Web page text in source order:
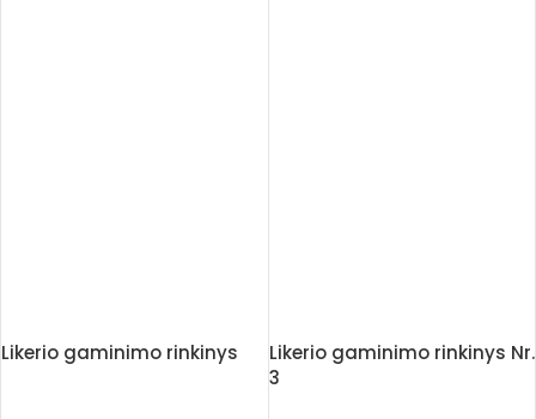
Likerio gaminimo rinkinys
Likerio gaminimo rinkinys Nr.
3